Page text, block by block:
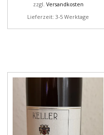
zzgl. Versandkosten
Lieferzeit: 3-5 Werktage